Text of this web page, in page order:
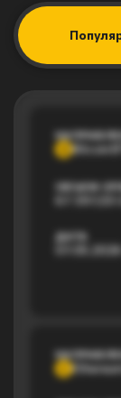
Bitcoin
ОБЪЕМ
67 397,03
ДАТА
Ethereum